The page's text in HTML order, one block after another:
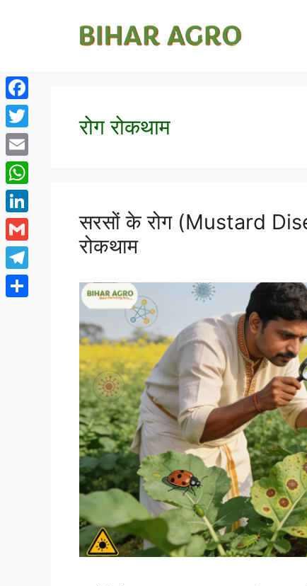
रोग रोकथाम
सरसों के रोग (Mustard
रोकथाम
Facebook
Twitter
Email
WhatsApp
LinkedIn
Gmail
Telegram